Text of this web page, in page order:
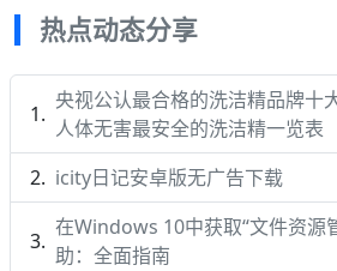
热点动态分享
央视公认最合格的洗洁精品牌十
人体无害最安全的洗洁精一览表
icity日记安卓版无广告下载
在Windows 10中获取“文件资源
助：全面指南